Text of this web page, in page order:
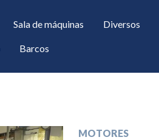
Sala de máquinas Diversos
Barcos
MOTORES